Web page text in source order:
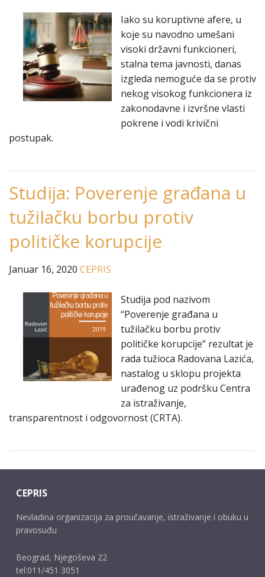
Iako su koruptivne afere, u
koje su navodno umešani
visoki državni funkcioneri,
stalna tema javnosti, danas
izgleda nemoguće da se protiv
nekog visokog funkcionera iz
zakonodavne i izvršne vlasti
pokrene i vodi krivični
postupak.
Studija: Poverenje građana u
tužilačku borbu protiv
političke korupcije
Januar 16, 2020 CEPRIS
Studija pod nazivom
“Poverenje građana u
tužilačku borbu protiv
političke korupcije” rezultat je
rada tužioca Radovana Lazića,
nastalog u sklopu projekta
urađenog uz podršku Centra
za istraživanje,
transparentnost i odgovornost (CRTA).
CEPRIS
Nevladina organizacija za proučavanje, istraživanje i obuku u
pravosuđu
Beograd, Njegoševa 22
tel:011/451 3051